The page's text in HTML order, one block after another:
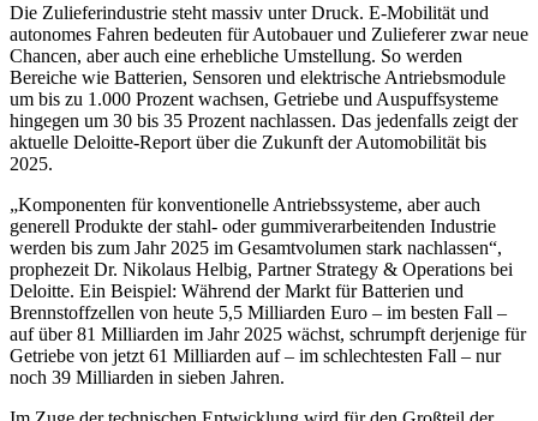
Die Zulieferindustrie steht massiv unter Druck. E-Mobilität und
autonomes Fahren bedeuten für Autobauer und Zulieferer zwar neue
Chancen, aber auch eine erhebliche Umstellung. So werden
Bereiche wie Batterien, Sensoren und elektrische Antriebsmodule
um bis zu 1.000 Prozent wachsen, Getriebe und Auspuffsysteme
hingegen um 30 bis 35 Prozent nachlassen. Das jedenfalls zeigt der
aktuelle Deloitte-Report über die Zukunft der Automobilität bis
2025.
„Komponenten für konventionelle Antriebssysteme, aber auch
generell Produkte der stahl- oder gummiverarbeitenden Industrie
werden bis zum Jahr 2025 im Gesamtvolumen stark nachlassen“,
prophezeit Dr. Nikolaus Helbig, Partner Strategy & Operations bei
Deloitte. Ein Beispiel: Während der Markt für Batterien und
Brennstoffzellen von heute 5,5 Milliarden Euro – im besten Fall –
auf über 81 Milliarden im Jahr 2025 wächst, schrumpft derjenige für
Getriebe von jetzt 61 Milliarden auf – im schlechtesten Fall – nur
noch 39 Milliarden in sieben Jahren.